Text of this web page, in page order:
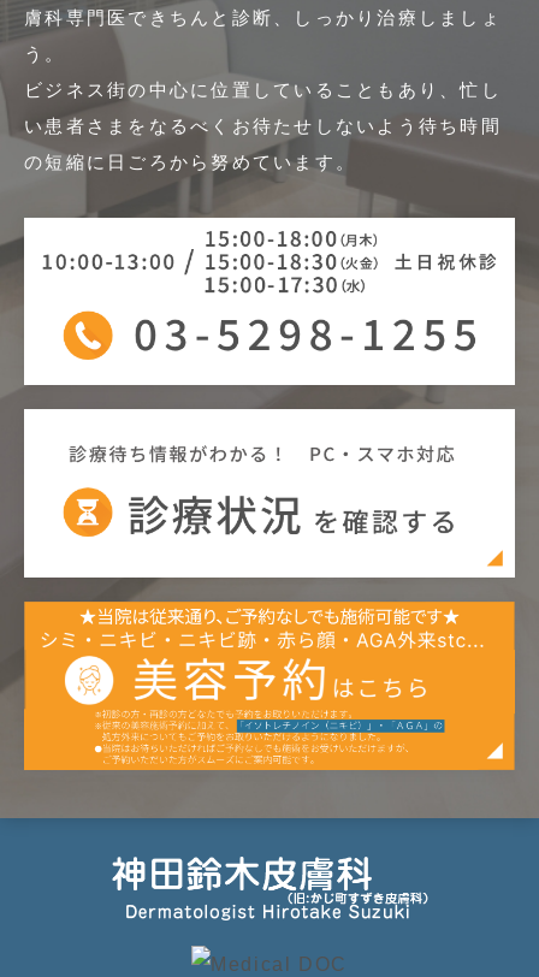
膚科専門医できちんと診断、しっかり治療しましょ
う。
ビジネス街の中心に位置していることもあり、忙し
い患者さまをなるべくお待たせしないよう 待ち時間
の短縮に日ごろから努めています。